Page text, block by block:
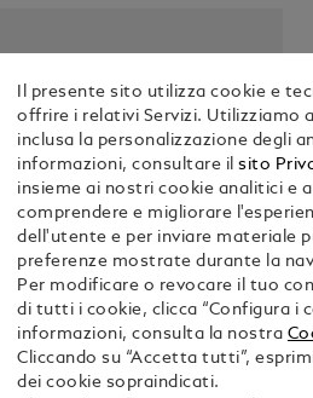
Il presente sito utilizza cookie e
offrire i relativi Servizi. Utilizziamo
inclusa la personalizzazione degli
informazioni, consultare ilsito
insieme ai nostri cookie analitici e
comprendere e migliorare
dell'utente e per inviare materiale
preferenze mostrate durante la
Per modificare o revocare il tuo
di tutti i cookie, clicca “Configura i
informazioni, consulta la nostra
Cliccando su “Accetta tutti”,
dei cookie sopraindicati.